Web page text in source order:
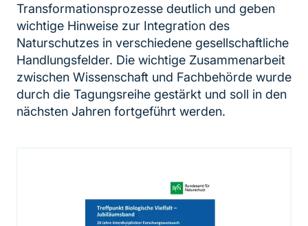
Transformationsprozesse deutlich und geben
wichtige Hinweise zur Integration des
Naturschutzes in verschiedene gesellschaftliche
Handlungsfelder. Die wichtige Zusammenarbeit
zwischen Wissenschaft und Fachbehörde wurde
durch die Tagungsreihe gestärkt und soll in den
nächsten Jahren fortgeführt werden.